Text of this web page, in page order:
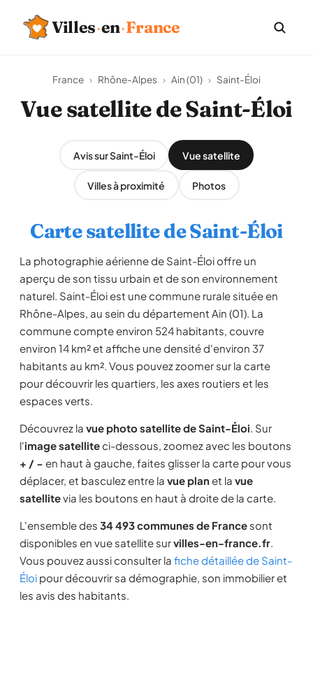
Villes·en·France
France › Rhône-Alpes › Ain (01) › Saint-Éloi
Vue satellite de Saint-Éloi
Avis sur Saint-Éloi Vue satellite
Villes à proximité Photos
Carte satellite de Saint-Éloi
La photographie aérienne de Saint-Éloi offre un
aperçu de son tissu urbain et de son environnement
naturel. Saint-Éloi est une commune rurale située en
Rhône-Alpes, au sein du département Ain (01). La
commune compte environ 524 habitants, couvre
environ 14 km² et affiche une densité d'environ 37
habitants au km². Vous pouvez zoomer sur la carte
pour découvrir les quartiers, les axes routiers et les
espaces verts.
Découvrez la vue photo satellite de Saint-Éloi. Sur
l'image satelliteci-dessous, zoomez avec les boutons
+ / − en haut à gauche, faites glisser la carte pour vous
déplacer, et basculez entre la vue planet la vue
satellitevia les boutons en haut à droite de la carte.
L'ensemble des 34 493 communes de France sont
disponibles en vue satellite survilles-en-france.fr.
Vous pouvez aussi consulter la fiche détaillée de Saint-
Éloi pour découvrir sa démographie, son immobilier et
les avis des habitants.